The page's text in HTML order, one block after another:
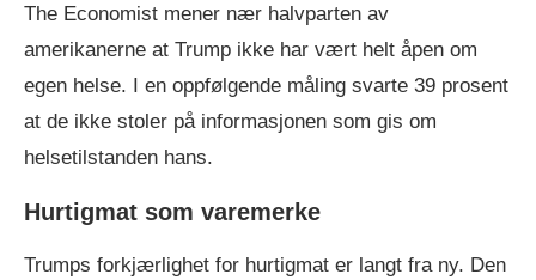
The Economist mener nær halvparten av
amerikanerne at Trump ikke har vært helt åpen om
egen helse. I en oppfølgende måling svarte 39 prosent
at de ikke stoler på informasjonen som gis om
helsetilstanden hans.
Hurtigmat som varemerke
Trumps forkjærlighet for hurtigmat er langt fra ny. Den